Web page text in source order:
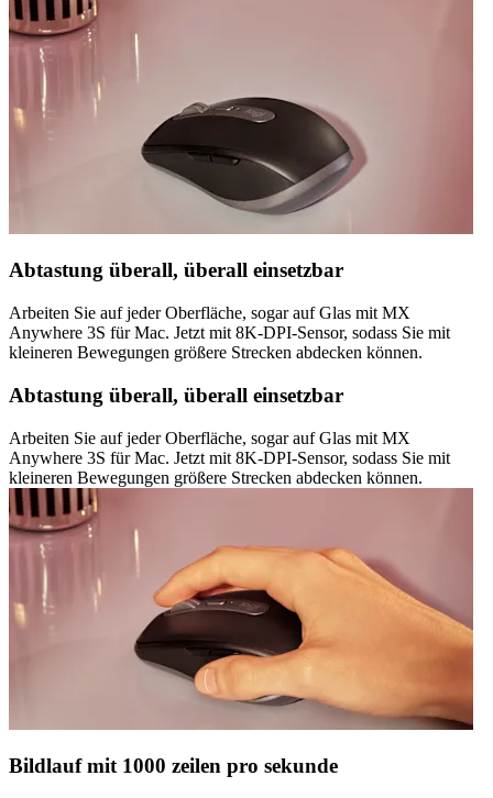
Abtastung überall, überall einsetzbar
Arbeiten Sie auf jeder Oberfläche, sogar auf Glas mit MX
Anywhere 3S für Mac. Jetzt mit 8K-DPI-Sensor, sodass Sie mit
kleineren Bewegungen größere Strecken abdecken können.
Abtastung überall, überall einsetzbar
Arbeiten Sie auf jeder Oberfläche, sogar auf Glas mit MX
Anywhere 3S für Mac. Jetzt mit 8K-DPI-Sensor, sodass Sie mit
kleineren Bewegungen größere Strecken abdecken können.
Bildlauf mit 1000 zeilen pro sekunde